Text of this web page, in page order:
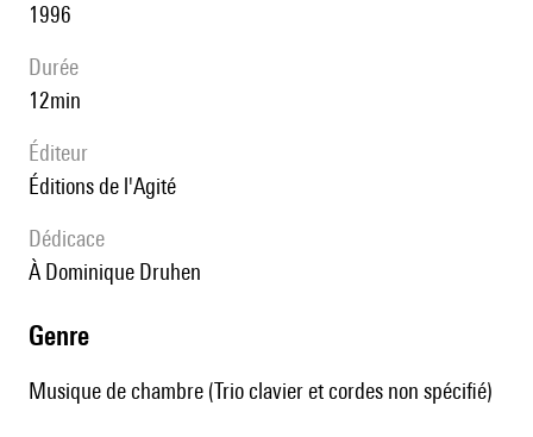
1996
durée
12min
éditeur
Éditions de l'Agité
Dédicace
à Dominique Druhen
genre
Musique de chambre (Trio clavier et cordes non spécifié)